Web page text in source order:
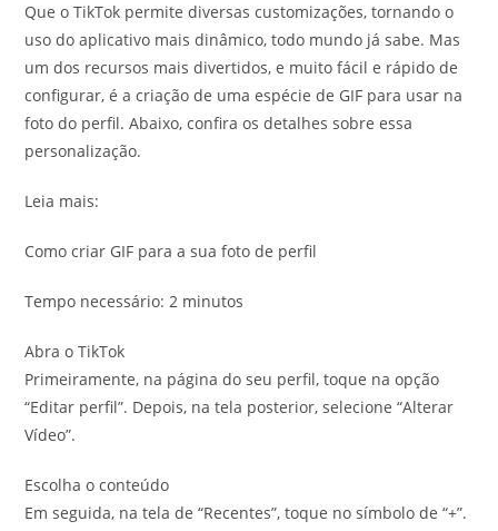
Que o TikTok permite diversas customizações, tornando o
uso do aplicativo mais dinâmico, todo mundo já sabe. Mas
um dos recursos mais divertidos, e muito fácil e rápido de
configurar, é a criação de uma espécie de GIF para usar na
foto do perfil. Abaixo, confira os detalhes sobre essa
personalização.
Leia mais:
Como criar GIF para a sua foto de perfil
Tempo necessário: 2 minutos
Abra o TikTok
Primeiramente, na página do seu perfil, toque na opção
“Editar perfil”. Depois, na tela posterior, selecione “Alterar
Vídeo”.
Escolha o conteúdo
Em seguida, na tela de “Recentes”, toque no símbolo de “+”.